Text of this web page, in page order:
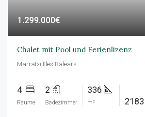
1.299.000€
Chalet mit Pool und Ferienlizenz
Marratxí,Illes Balears
4
Räume
2
Badezimmer
336
m² 2183